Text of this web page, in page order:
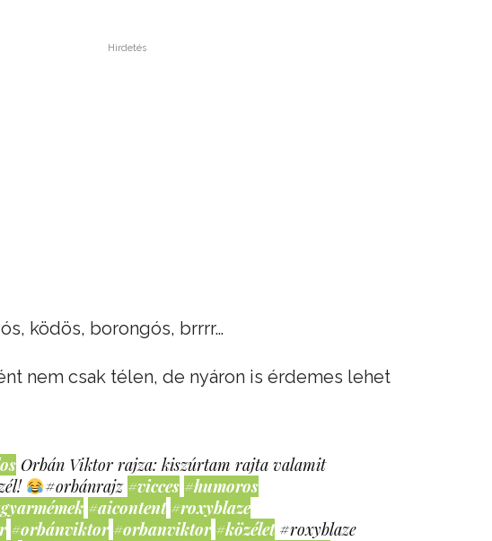
Hirdetés
ködös, borongós, brrrr…
nem csak télen, de nyáron is érdemes lehet
Orbán Viktor rajza: kiszúrtam rajta valamit
#orbánrajz #vicces #humoros
#aicontent #roxyblaze
#orbánviktor #orbanviktor #közélet #roxyblaze